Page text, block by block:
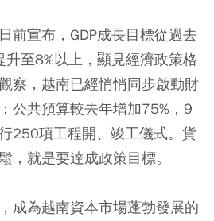
前宣布，GDP成長目標從過去
升至8%以上，顯見經濟政策格
察，越南已經悄悄同步啟動財
公共預算較去年增加75%，9
250項工程開、竣工儀式。貨
，就是要達成政策目標。
成為越南資本市場蓬勃發展的